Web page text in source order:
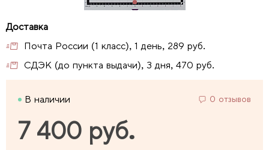
Почта России (1 класс), 1 день, 289 руб.
СДЭК (до пункта выдачи), 3 дня, 470 руб.
В наличии 0 отзывов
7 400 руб.